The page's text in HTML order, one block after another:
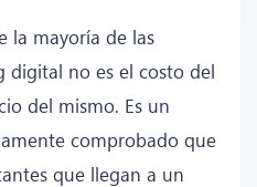
la mayoría de las
digital no es el costo del
del mismo. Es un
comprobado que
que llegan a un